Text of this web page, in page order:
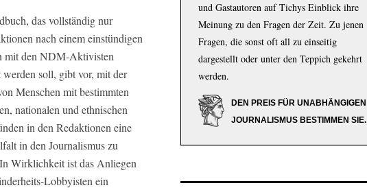
das vollständig nur
nach einem einstündigen
mit den NDM-Aktivisten
werden soll, gibt vor, mit der
Menschen mit bestimmten
nationalen und ethnischen
in den Redaktionen eine
in den Journalismus zu
Wirklichkeit ist das Anliegen
Lobbyisten ein
und Gastautoren auf Tichys Einblick ihre
Meinung zu den Fragen der Zeit. Zu jenen
Fragen, die sonst oft all zu einseitig
dargestellt oder unter den Teppich gekehrt
werden.
DEN PREIS FÜR UNABHÄNGIGEN
JOURNALISMUS BESTIMMEN SIE.